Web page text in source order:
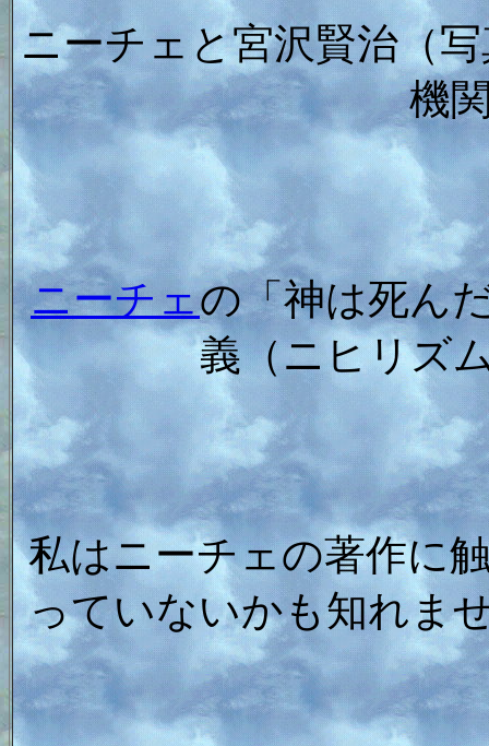
ニーチェと宮沢賢治（
機
ニーチェの「神は死ん
義（ニヒリズ
私はニーチェの著作に
っていないかも知れま